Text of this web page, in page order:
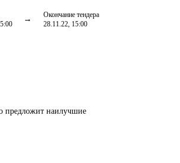
Окончание тендера
28.11.22, 15:00
предложит наилучшие